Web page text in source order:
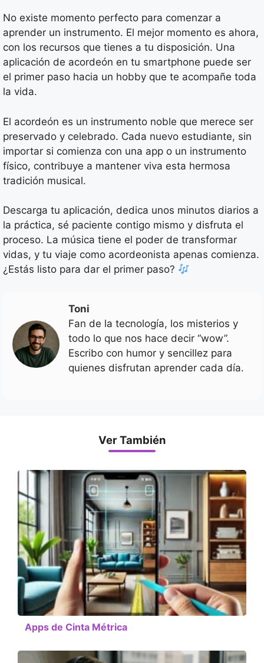
No existe momento perfecto para comenzar a
aprender un instrumento. El mejor momento es ahora,
con los recursos que tienes a tu disposición. Una
aplicación de acordeón en tu smartphone puede ser
el primer paso hacia un hobby que te acompañe toda
la vida.
El acordeón es un instrumento noble que merece ser
preservado y celebrado. Cada nuevo estudiante, sin
importar si comienza con una app o un instrumento
físico, contribuye a mantener viva esta hermosa
tradición musical.
Descarga tu aplicación, dedica unos minutos diarios a
la práctica, sé paciente contigo mismo y disfruta el
proceso. La música tiene el poder de transformar
vidas, y tu viaje como acordeonista apenas comienza.
¿Estás listo para dar el primer paso?
Toni
Fan de la tecnología, los misterios y
todo lo que nos hace decir “wow”.
Escribo con humor y sencillez para
quienes disfrutan aprender cada día.
Ver También
Apps de Cinta Métrica